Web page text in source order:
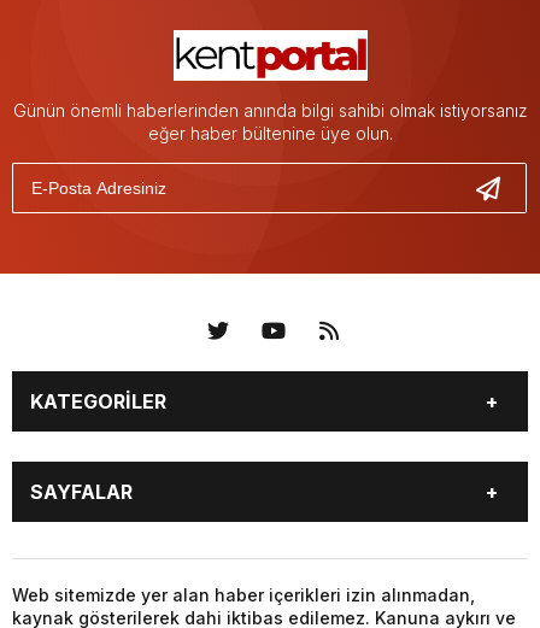
Günün önemli haberlerinden anında bilgi sahibi olmak istiyorsanız
eğer haber bültenine üye olun.
KATEGORİLER
KÜNYE BİZE ULAŞIN
SAYFALAR
Web sitemizde yer alan haber içerikleri izin alınmadan,
kaynak gösterilerek dahi iktibas edilemez. Kanuna aykırı ve